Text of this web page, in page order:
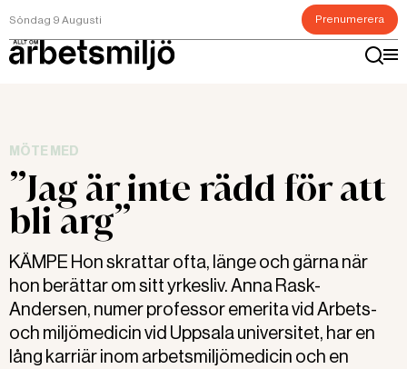
Söndag 9 Augusti Prenumerera
MÖTE MED
”Jag är inte rädd för att
bli arg”
KÄMPE Hon skrattar ofta, länge och gärna när
hon berättar om sitt yrkesliv. Anna Rask-
Andersen, numer professor emerita vid Arbets-
och miljömedicin vid Uppsala universitet, har en
lång karriär inom arbetsmiljömedicin och en